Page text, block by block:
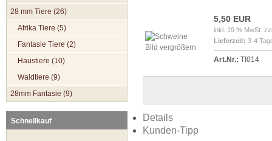
28 mm Tiere (26)
Afrika Tiere (5)
Fantasie Tiere (2)
Haustiere (10)
Waldtiere (9)
28mm Fantasie (9)
Schnellkauf
Bild vergrößern
5,50 EUR
inkl. 19 % MwSt.
Lieferzeit: 3-4
Art.Nr.: TI014
Details
Kunden-Tipp